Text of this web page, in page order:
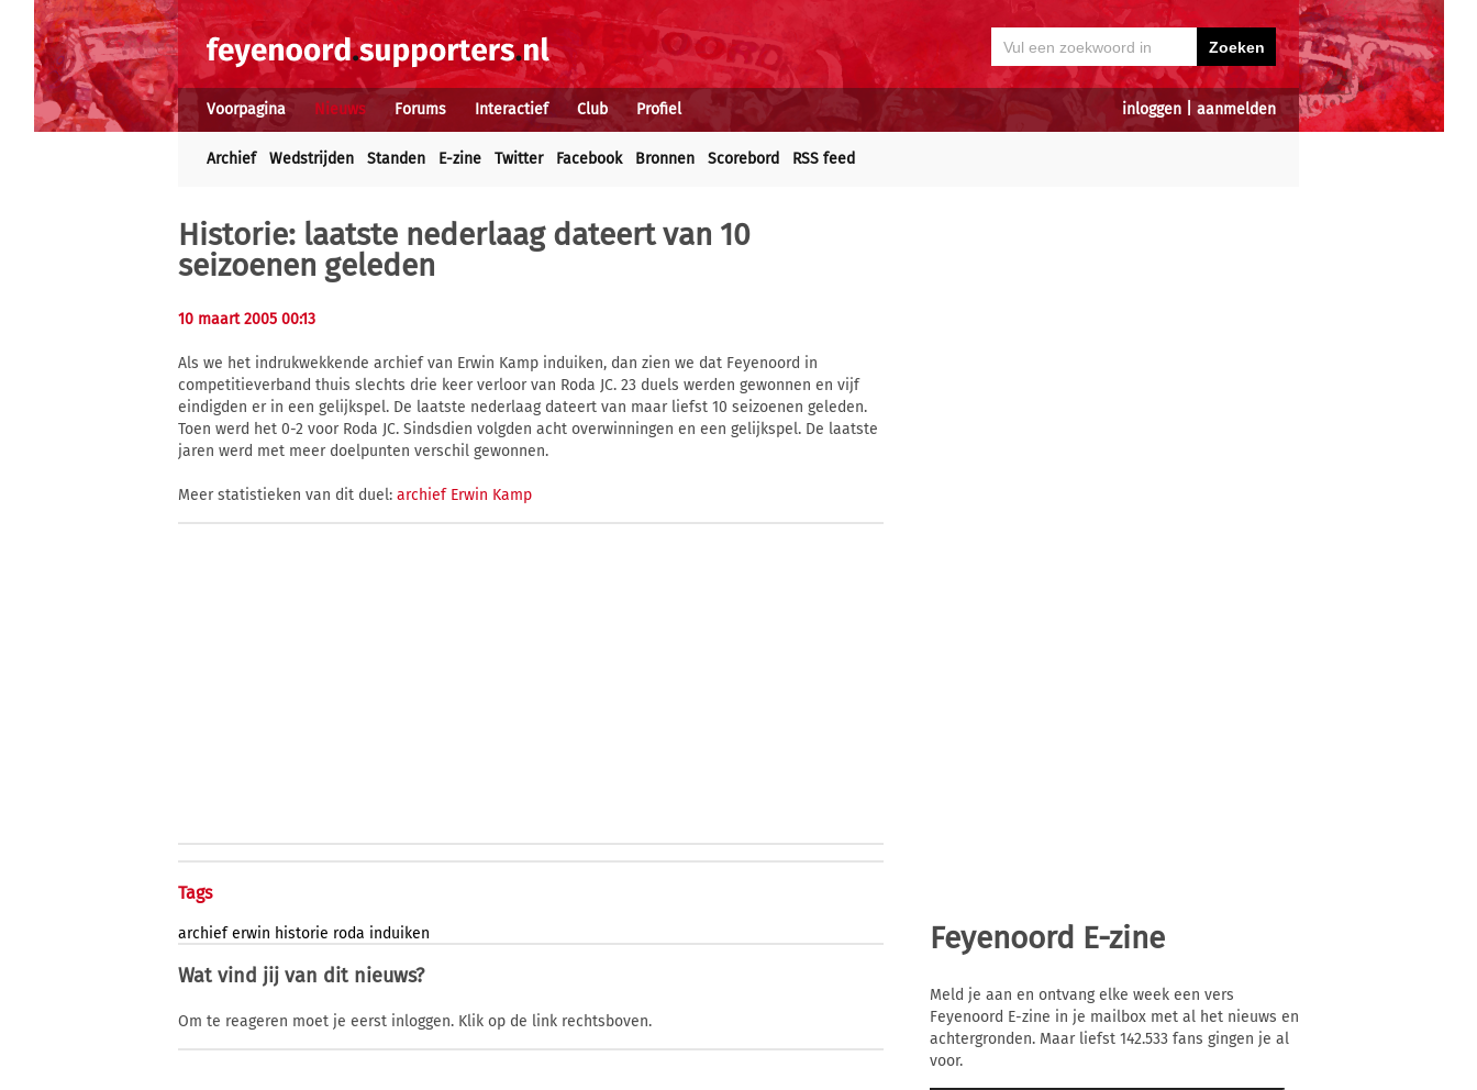
inloggen aanmelden
Voorpagina Nieuws Forums Interactief Club Profiel
Archief Wedstrijden Standen E-zine Twitter Facebook Bronnen Scorebord RSS feed
Historie: laatste nederlaag dateert van 10
seizoenen geleden
10 maart 2005 00:13
Als we het indrukwekkende archief van Erwin Kamp induiken, dan zien we dat Feyenoord in
competitieverband thuis slechts drie keer verloor van Roda JC. 23 duels werden gewonnen en vijf
eindigden er in een gelijkspel. De laatste nederlaag dateert van maar liefst 10 seizoenen geleden.
Toen werd het 0-2 voor Roda JC. Sindsdien volgden acht overwinningen en een gelijkspel. De laatste
jaren werd met meer doelpunten verschil gewonnen.
Meer statistieken van dit duel: archief Erwin Kamp
Tags
archief erwin historie roda induiken
Wat vind jij van dit nieuws?
Om te reageren moet je eerst inloggen. Klik op de link rechtsboven.
Feyenoord E-zine
Meld je aan en ontvang elke week een vers
Feyenoord E-zine in je mailbox met al het nieuws en
achtergronden. Maar liefst 142.533 fans gingen je al
voor.